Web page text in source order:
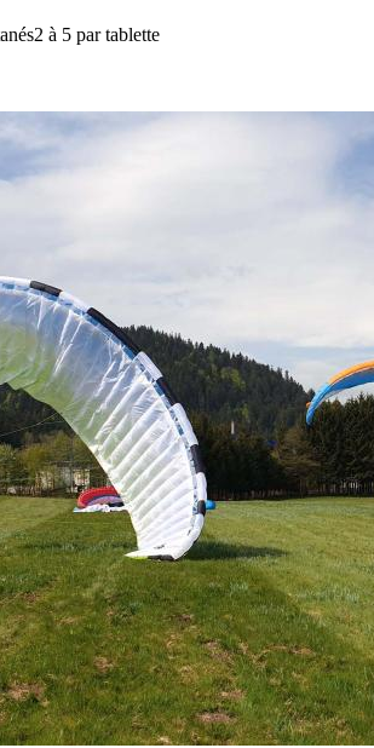
2 à 5 par tablette